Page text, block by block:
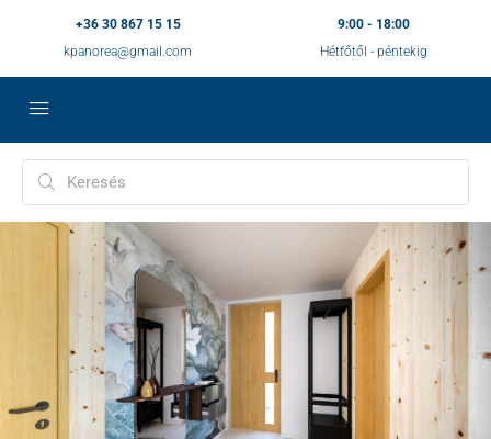
+36 30 867 15 15
kpanorea@gmail.com
9:00 - 18:00
Hétfőtől - péntekig